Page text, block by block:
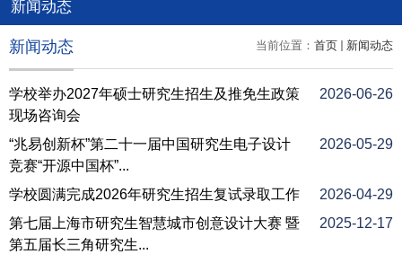
新闻动态
当前位置： 首页 新闻动态
新闻动态
学校举办2027年硕士研究生招生及推免生政策
现场咨询会
2026-06-26
“兆易创新杯”第二十一届中国研究生电子设计
竞赛“开源中国杯”...
2026-05-29
学校圆满完成2026年研究生招生复试录取工作
2026-04-29
第七届上海市研究生智慧城市创意设计大赛 暨
第五届长三角研究生...
2025-12-17